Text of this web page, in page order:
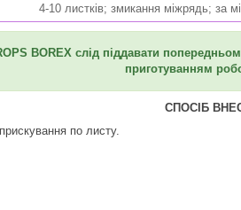
4-10 листків; змикання міжрядь; за
BOREX слід піддавати
приготуванням
СПОСІБ
по листу.